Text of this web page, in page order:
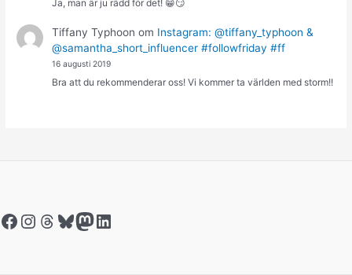
Ja, man är ju rädd för det! 😁😏
Tiffany Typhoon om Instagram: @tiffany_typhoon &
@samantha_short_influencer #followfriday #ff
16 augusti 2019
Bra att du rekommenderar oss! Vi kommer ta världen med storm!!
Facebook
Instagram
Threads
Bluesky
Mastodon
LinkedIn